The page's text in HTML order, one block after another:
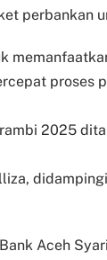
perbankan
proses
2025
Aceh